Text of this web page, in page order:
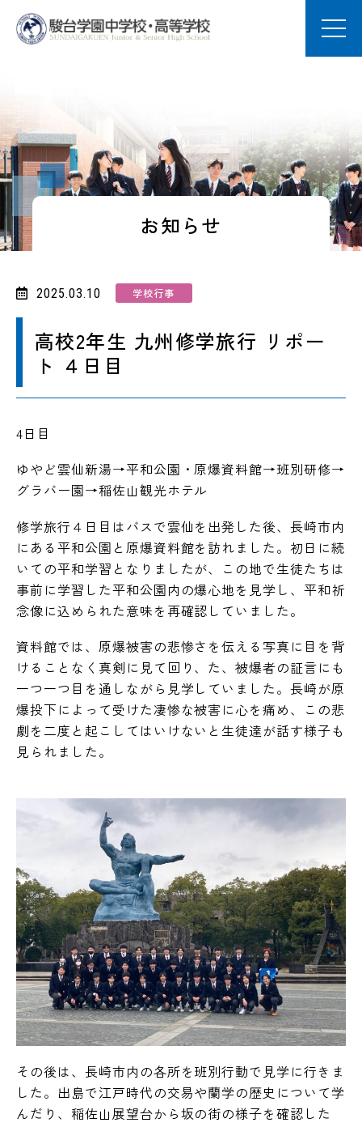
中学校の教育
高校の教育
進路・進学
学園生活
入試情報
駿台同窓会
アクセス
お問い合わせ
資料請求
ENGLISH
対象者別
卒業生の方
採用情報
個人情報の取り扱い
お知らせ
2025.03.10 学校行事
高校2年生 九州修学旅行 リポー
ト ４日目
4日目
ゆやど雲仙新湯→平和公園・原爆資料館→班別研修→
グラバー園→稲佐山観光ホテル
修学旅行４日目はバスで雲仙を出発した後、長崎市内
にある平和公園と原爆資料館を訪れました。初日に続
いての平和学習となりましたが、この地で生徒たちは
事前に学習した平和公園内の爆心地を見学し、平和祈
念像に込められた意味を再確認していました。
資料館では、原爆被害の悲惨さを伝える写真に目を背
けることなく真剣に見て回り、た、被爆者の証言にも
一つ一つ目を通しながら見学していました。長崎が原
爆投下によって受けた凄惨な被害に心を痛め、この悲
劇を二度と起こしてはいけないと生徒達が話す様子も
見られました。
その後は、長崎市内の各所を班別行動で見学に行きま
した。出島で江戸時代の交易や蘭学の歴史について学
んだり、稲佐山展望台から坂の街の様子を確認した